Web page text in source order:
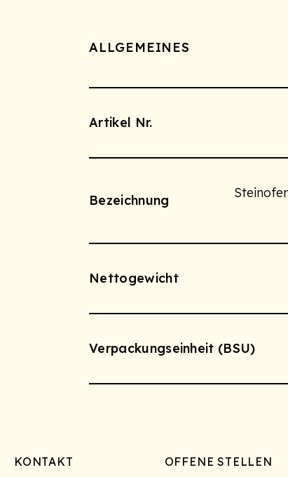
ALLGEMEINES
Artikel Nr.
Bezeichnung
Nettogewicht
Verpackungseinheit (BSU)
Footer
KONTAKT OFFENE STELLEN